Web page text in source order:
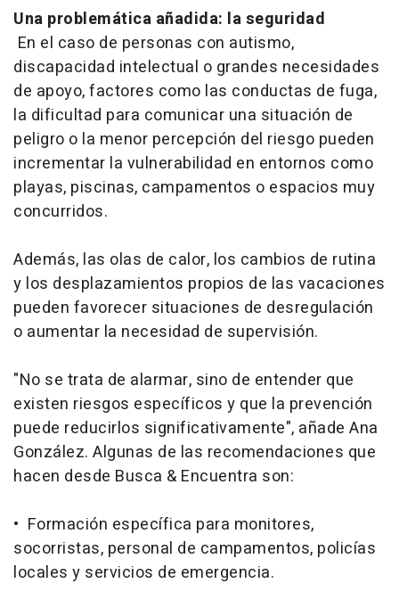
Una problemática añadida: la seguridad
En el caso de personas con autismo,
discapacidad intelectual o grandes necesidades
de apoyo, factores como las conductas de fuga,
la dificultad para comunicar una situación de
peligro o la menor percepción del riesgo pueden
incrementar la vulnerabilidad en entornos como
playas, piscinas, campamentos o espacios muy
concurridos.
Además, las olas de calor, los cambios de rutina
y los desplazamientos propios de las vacaciones
pueden favorecer situaciones de desregulación
o aumentar la necesidad de supervisión.
"No se trata de alarmar, sino de entender que
existen riesgos específicos y que la prevención
puede reducirlos significativamente", añade Ana
González. Algunas de las recomendaciones que
hacen desde Busca & Encuentra son:
• Formación específica para monitores,
socorristas, personal de campamentos, policías
locales y servicios de emergencia.